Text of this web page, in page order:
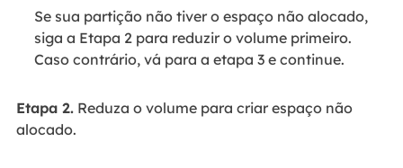
Se sua partição não tiver o espaço não alocado,
siga a Etapa 2 para reduzir o volume primeiro.
Caso contrário, vá para a etapa 3 e continue.
Etapa 2.Reduza o volume para criar espaço não
alocado.